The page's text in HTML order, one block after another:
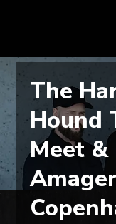
The
Hound
Meet &